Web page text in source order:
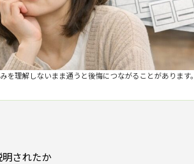
を理解しないまま通うと後悔につながることがあります。
されたか